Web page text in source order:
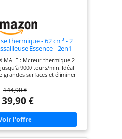
thermique - 62 cm³ - 2
Essence - 2en1 -
lames: Moteur thermique 2
jusqu'à 9000 tours/min. Idéal
grandes surfaces et éliminer
et herbes épaisses. ✅
: Lame 3 dents pour arbustes
lame 2 dents pour ronces et
de coupe double fil idéale
difficiles. ✅ SIMPLICITÉ
de rallonge automatique
rapide en quelques
et confortable grâce aux
144,90 €
€